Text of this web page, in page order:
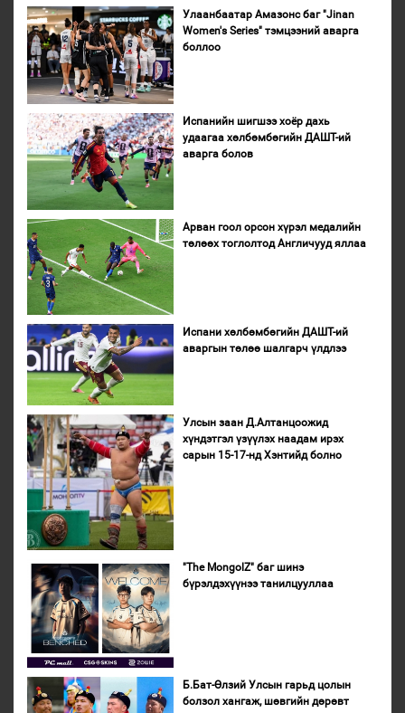
Улаанбаатар Амазонс баг "Jinan
Women's Series" тэмцээний аварга
боллоо
Испанийн шигшээ хоёр дахь
удаагаа хөлбөмбөгийн ДАШТ-ий
аварга болов
Арван гоол орсон хүрэл медалийн
төлөөх тоглолтод Англичууд яллаа
Испани хөлбөмбөгийн ДАШТ-ий
аваргын төлөө шалгарч үлдлээ
Улсын заан Д.Алтанцоожид
хүндэтгэл үзүүлэх наадам ирэх
сарын 15-17-нд Хэнтийд болно
"The MongolZ" баг шинэ
бүрэлдэхүүнээ танилцууллаа
Б.Бат-Өлзий Улсын гарьд цолын
болзол хангаж, шөвгийн дөрөвт